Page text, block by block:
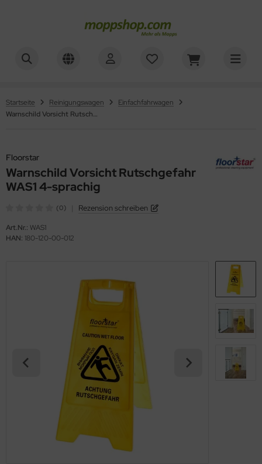
Startseite Reinigungswagen
Einfachfahrwagen
Warnschild Vorsicht Rutschgefahr WAS1 4-sprachig
Floorstar
Warnschild Vorsicht Rutschgefahr
WAS1 4-sprachig
(0) Rezension schreiben
Art.Nr.: WAS1
HAN: 180-120-00-012
Halter, Klemmen